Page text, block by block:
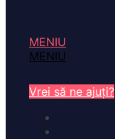
MENIU
MENIU
Vrei să ne ajuți?